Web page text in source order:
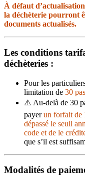
À défaut
la déchèterie pourront
documents actualisés.
Les conditions
déchèteries :
Pour les
limitation de 30
⚠️ Au-delà de 30
payerun forfait de
dépassé le seuil
code et de le
que s’il est
Modalités de